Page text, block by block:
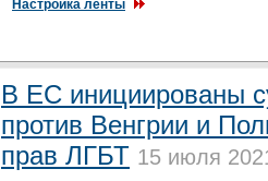
Настройка ленты
В ЕС инициированы
против Венгрии и
прав ЛГБТ 15 июля